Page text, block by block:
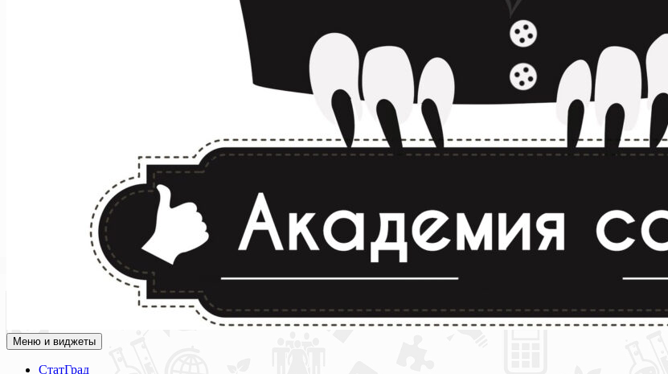
Академия СОВА
Подготовка к ЕГЭ, ОГЭ, ВПР, МЦКО, СтатГрад, КДР, ВОШ, олимпиады и конкурсы
Меню и виджеты
СтатГрад